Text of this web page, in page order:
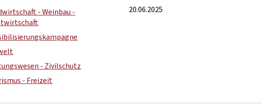
- Weinbau -
- Zivilschutz
- Freizeit
20.06.2025